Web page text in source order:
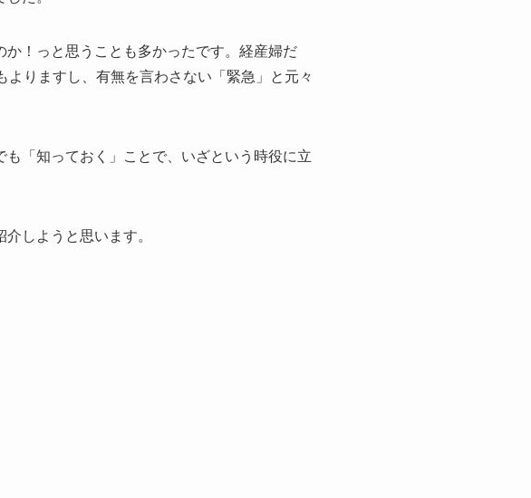
！っと思うことも多かったです。経産婦だ
りますし、有無を言わさない「緊急」と元々
「知っておく」ことで、いざという時役に立
しようと思います。